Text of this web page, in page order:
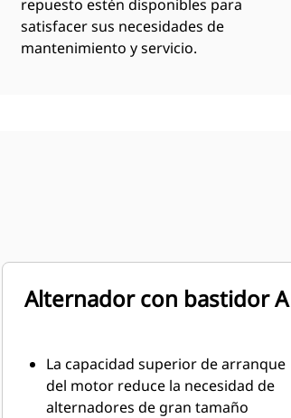
repuesto estén disponibles para
satisfacer sus necesidades de
mantenimiento y servicio.
Alternador con bastidor A
La capacidad superior de arranque
del motor reduce la necesidad de
alternadores de gran tamaño